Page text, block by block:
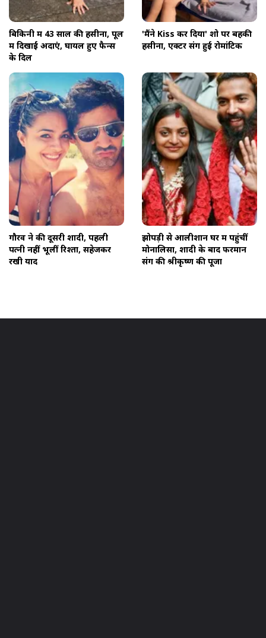
बिकिनी में 43 साल की हसीना, पूल
में दिखाईं अदाएं, घायल हुए फैन्स
के दिल
'मैंने Kiss कर दिया' शो पर बहकी
हसीना, एक्टर संग हुई रोमांटिक
गौरव ने की दूसरी शादी, पहली
पत्नी नहीं भूलीं रिश्ता, सहेजकर
रखी यादें
झोपड़ी से आलीशान घर में पहुंचीं
मोनालिसा, शादी के बाद फरमान
संग की श्रीकृष्ण की पूजा